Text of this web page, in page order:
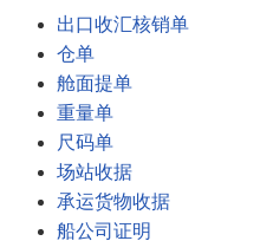
出口收汇核销单
仓单
舱面提单
重量单
尺码单
场站收据
承运货物收据
船公司证明